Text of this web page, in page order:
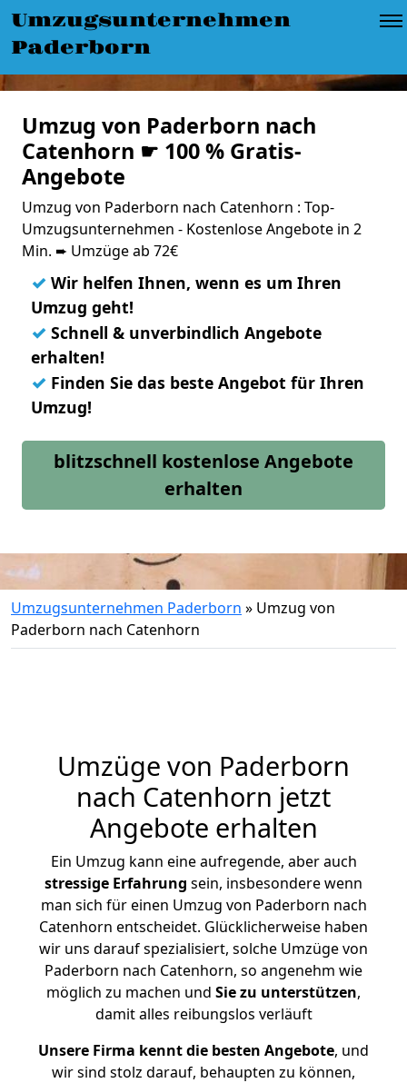
Umzugsunternehmen
Paderborn
Umzug von Paderborn nach
Catenhorn ☛ 100 % Gratis-
Angebote
Umzug von Paderborn nach Catenhorn : Top-
Umzugsunternehmen - Kostenlose Angebote in 2
Min. ➨ Umzüge ab 72€
✓ Wir helfen Ihnen, wenn es um Ihren
Umzug geht!
✓ Schnell & unverbindlich Angebote
erhalten!
✓ Finden Sie das beste Angebot für Ihren
Umzug!
blitzschnell kostenlose Angebote
erhalten
Umzugsunternehmen Paderborn » Umzug von
Paderborn nach Catenhorn
Umzüge von Paderborn
nach Catenhorn jetzt
Angebote erhalten
Ein Umzug kann eine aufregende, aber auch
stressige Erfahrung sein, insbesondere wenn
man sich für einen Umzug von Paderborn nach
Catenhorn entscheidet. Glücklicherweise haben
wir uns darauf spezialisiert, solche Umzüge von
Paderborn nach Catenhorn, so angenehm wie
möglich zu machen und Sie zu unterstützen,
damit alles reibungslos verläuft
Unsere Firma kennt die besten Angebote, und
wir sind stolz darauf, behaupten zu können,